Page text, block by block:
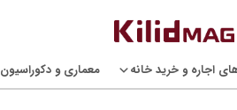
اجاره و خرید خانه معماری و دکوراسیون